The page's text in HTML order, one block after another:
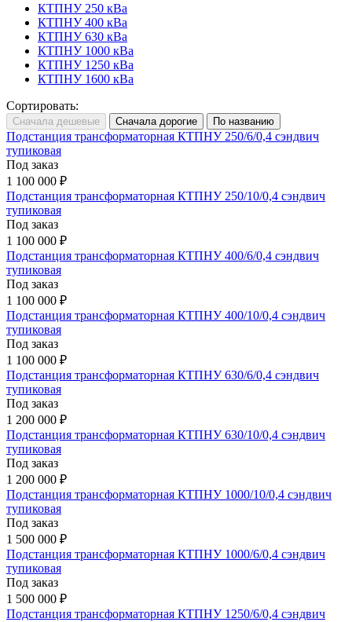
КТПНУ 250 кВа
КТПНУ 400 кВа
КТПНУ 630 кВа
КТПНУ 1000 кВа
КТПНУ 1250 кВа
КТПНУ 1600 кВа
Сортировать:
Подстанция трансформаторная КТПНУ 250/6/0,4 сэндвич
тупиковая
Под заказ
1 100 000 ₽
Подстанция трансформаторная КТПНУ 250/10/0,4 сэндвич
тупиковая
Под заказ
1 100 000 ₽
Подстанция трансформаторная КТПНУ 400/6/0,4 сэндвич
тупиковая
Под заказ
1 100 000 ₽
Подстанция трансформаторная КТПНУ 400/10/0,4 сэндвич
тупиковая
Под заказ
1 100 000 ₽
Подстанция трансформаторная КТПНУ 630/6/0,4 сэндвич
тупиковая
Под заказ
1 200 000 ₽
Подстанция трансформаторная КТПНУ 630/10/0,4 сэндвич
тупиковая
Под заказ
1 200 000 ₽
Подстанция трансформаторная КТПНУ 1000/10/0,4 сэндвич
тупиковая
Под заказ
1 500 000 ₽
Подстанция трансформаторная КТПНУ 1000/6/0,4 сэндвич
тупиковая
Под заказ
1 500 000 ₽
Подстанция трансформаторная КТПНУ 1250/6/0,4 сэндвич